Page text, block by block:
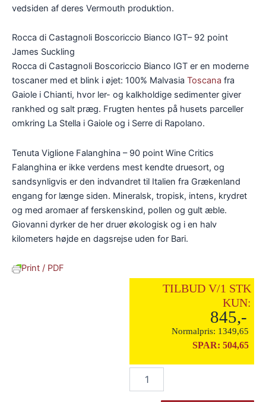
vedsiden af deres Vermouth produktion.
Rocca di Castagnoli Boscoriccio Bianco IGT– 92 point
James Suckling
Rocca di Castagnoli Boscoriccio Bianco IGT er en moderne
toscaner med et blink i øjet: 100% Malvasia Toscana fra
Gaiole i Chianti, hvor ler- og kalkholdige sedimenter giver
rankhed og salt præg. Frugten hentes på husets parceller
omkring La Stella i Gaiole og i Serre di Rapolano.
Tenuta Viglione Falanghina – 90 point Wine Critics
Falanghina er ikke verdens mest kendte druesort, og
sandsynligvis er den indvandret til Italien fra Grækenland
engang for længe siden. Mineralsk, tropisk, intens, krydret
og med aromaer af ferskenskind, pollen og gult æble.
Giovanni dyrker de her druer økologisk og i en halv
kilometers højde en dagsrejse uden for Bari.
Print / PDF
TILBUD V/1 STK
KUN:
845,-
Normalpris: 1349,65
SPAR: 504,65